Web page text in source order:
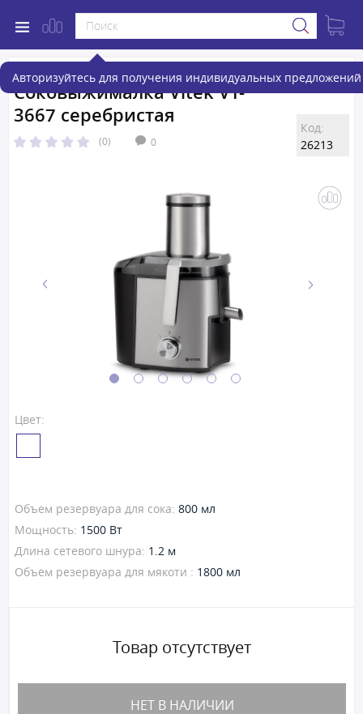
Авторизуйтесь для получения индивидуальных предложений
Соковыжималка Vitek VT-
3667 серебристая
(0) 0
Код:
26213
Цвет:
Объем резервуара для сока: 800 мл
Мощность: 1500 Вт
Длина сетевого шнура: 1.2 м
Объем резервуара для мякоти : 1800 мл
Товар отсутствует
НЕТ В НАЛИЧИИ